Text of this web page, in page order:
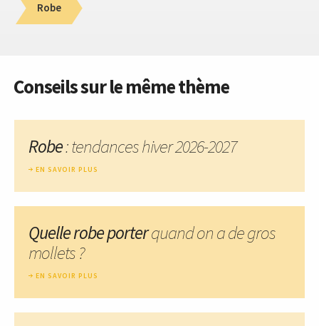
Robe
Conseils sur le même thème
Robe: tendances hiver 2026-2027
EN SAVOIR PLUS
Quelle robe porterquand on a de gros
mollets ?
EN SAVOIR PLUS